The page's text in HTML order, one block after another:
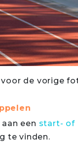
voor de vorige
een start- of
te vinden.